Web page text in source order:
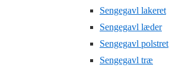
Sengegavl lakeret
Sengegavl læder
Sengegavl polstret
Sengegavl træ